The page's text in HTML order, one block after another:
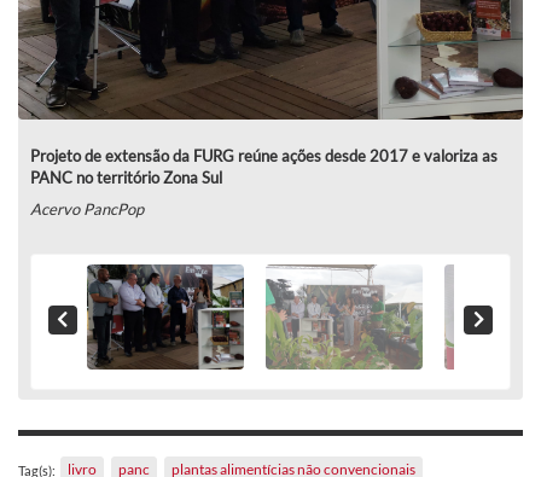
Projeto de extensão da FURG reúne ações desde 2017 e valoriza as
PANC no território Zona Sul
Acervo PancPop
Tag(s): livro panc plantas alimentícias não convencionais